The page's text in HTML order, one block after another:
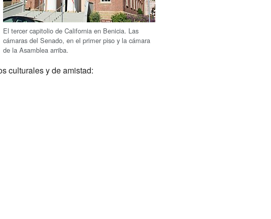
El tercer capitolio de California en Benicia. Las
cámaras del Senado, en el primer piso y la cámara
de la Asamblea arriba.
culturales y de amistad: